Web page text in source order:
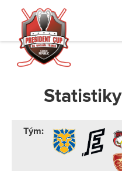
Statistiky
Tým: